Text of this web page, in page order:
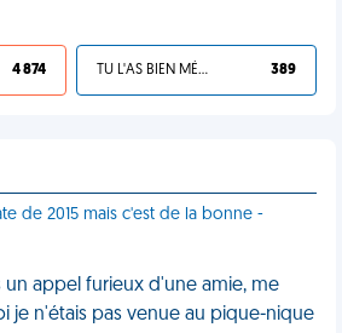
4 874 TU L'AS BIEN MÉRITÉ 389
de 2015 mais c'est de la bonne -
un appel furieux d'une amie, me
je n'étais pas venue au pique-nique